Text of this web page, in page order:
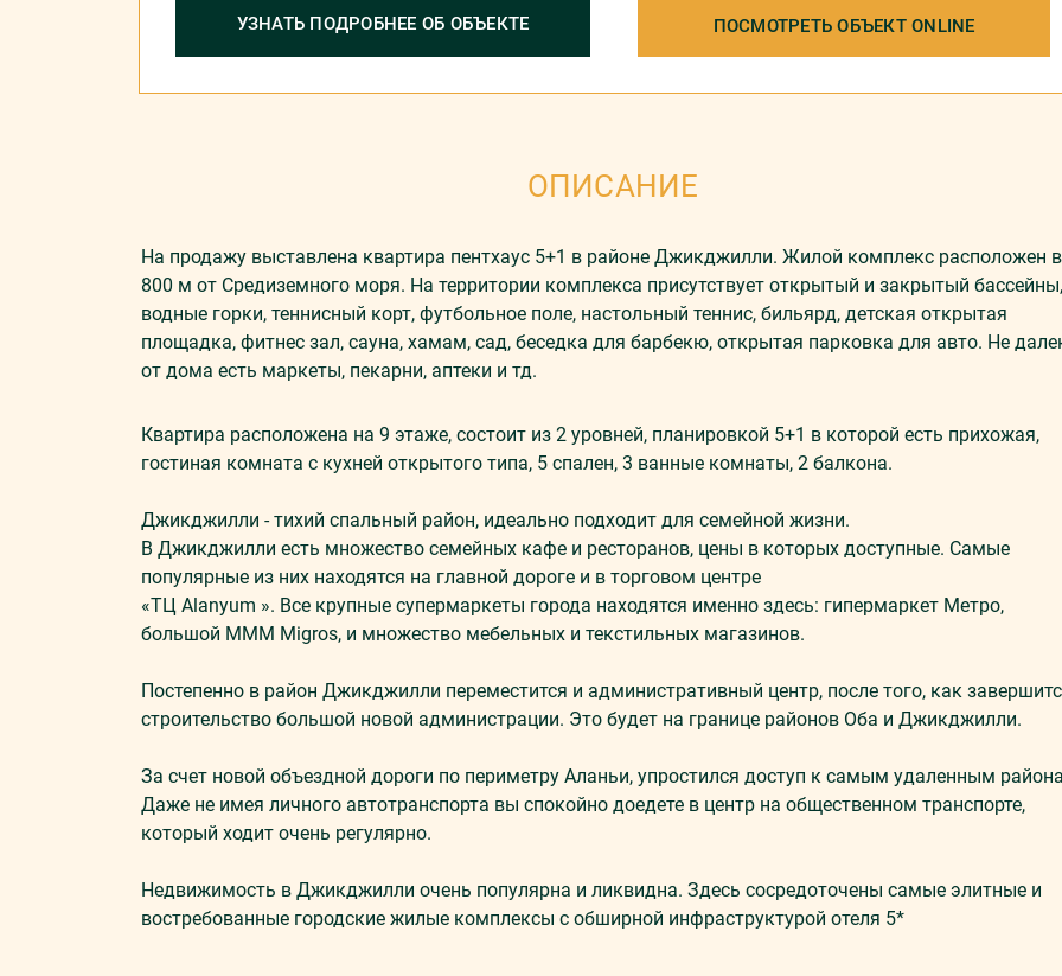
УЗНАТЬ ПОДРОБНЕЕ ОБ ОБЪЕКТЕ ПОСМОТРЕТЬ ОБЪЕКТ ONLINE
ОПИСАНИЕ
На продажу выставлена квартира пентхаус 5+1 в районе Джикджилли. Жилой комплекс расположен в
800 м от Средиземного моря. На территории комплекса присутствует открытый и закрытый бассейны,
водные горки, теннисный корт, футбольное поле, настольный теннис, бильярд, детская открытая
площадка, фитнес зал, cауна, хамам, сад, беседка для барбекю, открытая парковка для авто. Не
от дома есть маркеты, пекарни, аптеки и тд.
Квартира расположена на 9 этаже, состоит из 2 уровней, планировкой 5+1 в которой есть прихожая,
гостиная комната с кухней открытого типа, 5 спален, 3 ванные комнаты, 2 балкона.
Джикджилли - тихий спальный район, идеально подходит для семейной жизни.
В Джикджилли есть множество семейных кафе и ресторанов, цены в которых доступные. Самые
популярные из них находятся на главной дороге и в торговом центре
«ТЦ Alanyum ». Все крупные супермаркеты города находятся именно здесь: гипермаркет Метро,
большой МММ Migros, и множество мебельных и текстильных магазинов.
Постепенно в район Джикджилли переместится и административный центр, после того, как
строительство большой новой администрации. Это будет на границе районов Оба и Джикджилли.
За счет новой объездной дороги по периметру Аланьи, упростился доступ к самым удаленным
Даже не имея личного автотранспорта вы спокойно доедете в центр на общественном транспорте,
который ходит очень регулярно.
Недвижимость в Джикджилли очень популярна и ликвидна. Здесь сосредоточены самые элитные и
востребованные городские жилые комплексы с обширной инфраструктурой отеля 5*